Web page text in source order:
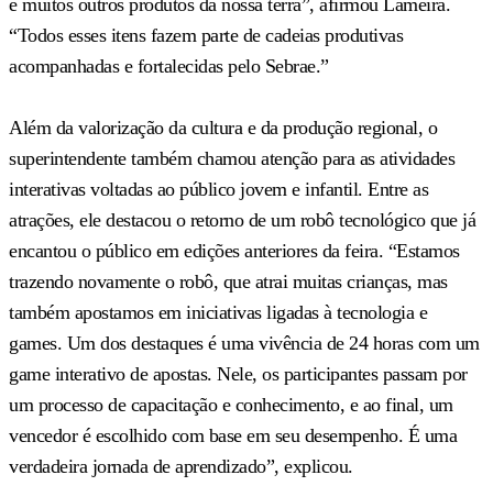
e muitos outros produtos da nossa terra”, afirmou Lameira.
“Todos esses itens fazem parte de cadeias produtivas
acompanhadas e fortalecidas pelo Sebrae.”
Além da valorização da cultura e da produção regional, o
superintendente também chamou atenção para as atividades
interativas voltadas ao público jovem e infantil. Entre as
atrações, ele destacou o retorno de um robô tecnológico que já
encantou o público em edições anteriores da feira. “Estamos
trazendo novamente o robô, que atrai muitas crianças, mas
também apostamos em iniciativas ligadas à tecnologia e
games. Um dos destaques é uma vivência de 24 horas com um
game interativo de apostas. Nele, os participantes passam por
um processo de capacitação e conhecimento, e ao final, um
vencedor é escolhido com base em seu desempenho. É uma
verdadeira jornada de aprendizado”, explicou.